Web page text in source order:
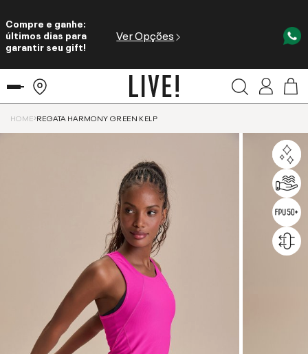
Compre e ganhe:
últimos dias para
garantir seu gift!
Ver Opções
HOME REGATA HARMONY GREEN KELP